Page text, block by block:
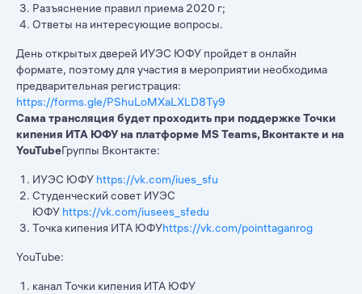
Разъяснение правил приема 2020 г;
Ответы на интересующие вопросы.
День открытых дверей ИУЭС ЮФУ пройдет в онлайн
формате, поэтому для участия в мероприятии необходима
предварительная регистрация:
https://forms.gle/PShuLoMXaLXLD8Ty9
Сама трансляция будет проходить при поддержке Точки
кипения ИТА ЮФУ на платформе MS Teams, Вконтакте и на
YouTubeГруппы Вконтакте:
ИУЭС ЮФУ https://vk.com/iues_sfu
Студенческий совет ИУЭС
ЮФУ https://vk.com/iusees_sfedu
Точка кипения ИТА ЮФУhttps://vk.com/pointtaganrog
YouTube:
канал Точки кипения ИТА ЮФУ